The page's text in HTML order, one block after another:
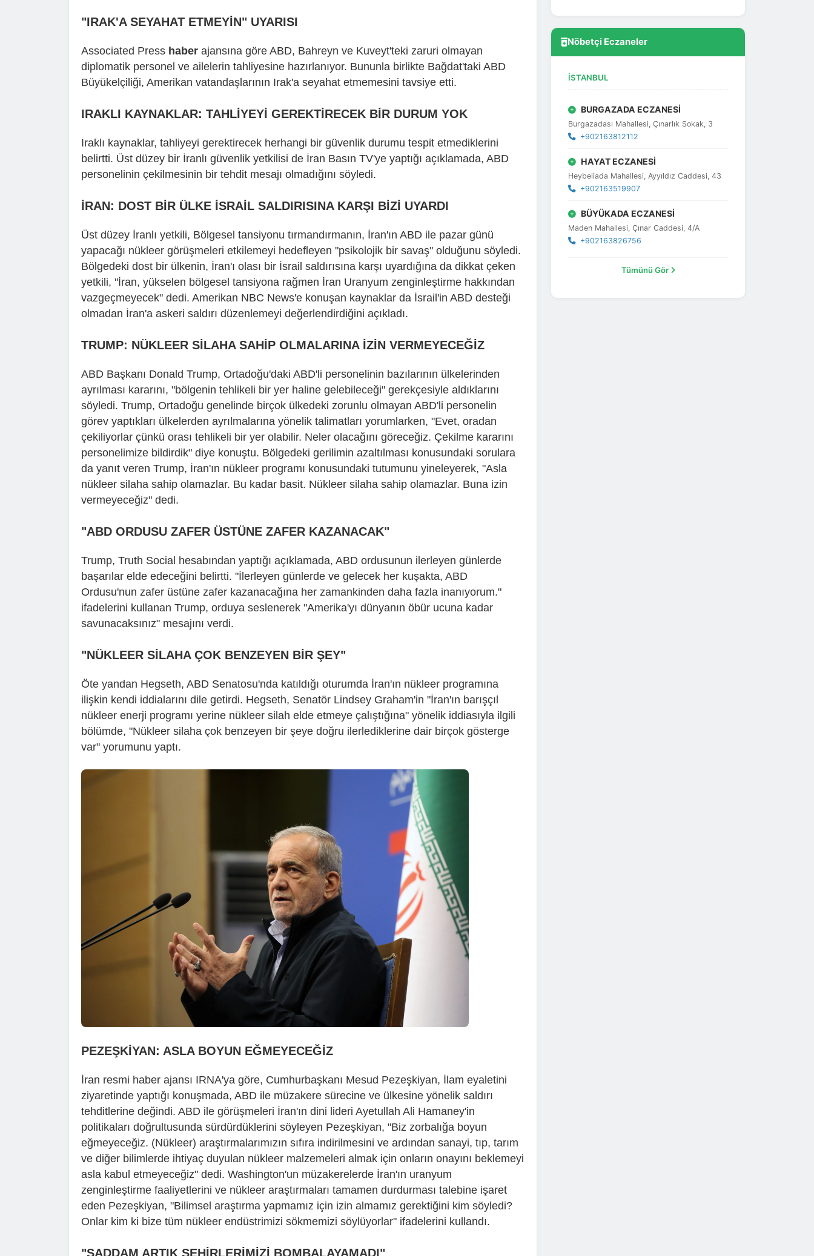
"IRAK'A SEYAHAT ETMEYİN" UYARISI
Associated Press haber ajansına göre ABD, Bahreyn ve Kuveyt'teki zaruri olmayan
diplomatik personel ve ailelerin tahliyesine hazırlanıyor. Bununla birlikte Bağdat'taki ABD
Büyükelçiliği, Amerikan vatandaşlarının Irak'a seyahat etmemesini tavsiye etti.
IRAKLI KAYNAKLAR: TAHLİYEYİ GEREKTİRECEK BİR DURUM YOK
Iraklı kaynaklar, tahliyeyi gerektirecek herhangi bir güvenlik durumu tespit etmediklerini
belirtti. Üst düzey bir İranlı güvenlik yetkilisi de İran Basın TV'ye yaptığı açıklamada, ABD
personelinin çekilmesinin bir tehdit mesajı olmadığını söyledi.
İRAN: DOST BİR ÜLKE İSRAİL SALDIRISINA KARŞI BİZİ UYARDI
Üst düzey İranlı yetkili, Bölgesel tansiyonu tırmandırmanın, İran'ın ABD ile pazar günü
yapacağı nükleer görüşmeleri etkilemeyi hedefleyen "psikolojik bir savaş" olduğunu söyledi.
Bölgedeki dost bir ülkenin, İran'ı olası bir İsrail saldırısına karşı uyardığına da dikkat çeken
yetkili, "İran, yükselen bölgesel tansiyona rağmen İran Uranyum zenginleştirme hakkından
vazgeçmeyecek" dedi. Amerikan NBC News'e konuşan kaynaklar da İsrail'in ABD desteği
olmadan İran'a askeri saldırı düzenlemeyi değerlendirdiğini açıkladı.
TRUMP: NÜKLEER SİLAHA SAHİP OLMALARINA İZİN VERMEYECEĞİZ
ABD Başkanı Donald Trump, Ortadoğu'daki ABD'li personelinin bazılarının ülkelerinden
ayrılması kararını, "bölgenin tehlikeli bir yer haline gelebileceği" gerekçesiyle aldıklarını
söyledi. Trump, Ortadoğu genelinde birçok ülkedeki zorunlu olmayan ABD'li personelin
görev yaptıkları ülkelerden ayrılmalarına yönelik talimatları yorumlarken, "Evet, oradan
çekiliyorlar çünkü orası tehlikeli bir yer olabilir. Neler olacağını göreceğiz. Çekilme kararını
personelimize bildirdik" diye konuştu. Bölgedeki gerilimin azaltılması konusundaki sorulara
da yanıt veren Trump, İran'ın nükleer programı konusundaki tutumunu yineleyerek, "Asla
nükleer silaha sahip olamazlar. Bu kadar basit. Nükleer silaha sahip olamazlar. Buna izin
vermeyeceğiz" dedi.
"ABD ORDUSU ZAFER ÜSTÜNE ZAFER KAZANACAK"
Trump, Truth Social hesabından yaptığı açıklamada, ABD ordusunun ilerleyen günlerde
başarılar elde edeceğini belirtti. "İlerleyen günlerde ve gelecek her kuşakta, ABD
Ordusu'nun zafer üstüne zafer kazanacağına her zamankinden daha fazla inanıyorum."
ifadelerini kullanan Trump, orduya seslenerek "Amerika'yı dünyanın öbür ucuna kadar
savunacaksınız" mesajını verdi.
"NÜKLEER SİLAHA ÇOK BENZEYEN BİR ŞEY"
Öte yandan Hegseth, ABD Senatosu'nda katıldığı oturumda İran'ın nükleer programına
ilişkin kendi iddialarını dile getirdi. Hegseth, Senatör Lindsey Graham'in "İran'ın barışçıl
nükleer enerji programı yerine nükleer silah elde etmeye çalıştığına" yönelik iddiasıyla ilgili
bölümde, "Nükleer silaha çok benzeyen bir şeye doğru ilerlediklerine dair birçok gösterge
var" yorumunu yaptı.
PEZEŞKİYAN: ASLA BOYUN EĞMEYECEĞİZ
İran resmi haber ajansı IRNA'ya göre, Cumhurbaşkanı Mesud Pezeşkiyan, İlam eyaletini
ziyaretinde yaptığı konuşmada, ABD ile müzakere sürecine ve ülkesine yönelik saldırı
tehditlerine değindi. ABD ile görüşmeleri İran'ın dini lideri Ayetullah Ali Hamaney'in
politikaları doğrultusunda sürdürdüklerini söyleyen Pezeşkiyan, "Biz zorbalığa boyun
eğmeyeceğiz. (Nükleer) araştırmalarımızın sıfıra indirilmesini ve ardından sanayi, tıp, tarım
ve diğer bilimlerde ihtiyaç duyulan nükleer malzemeleri almak için onların onayını beklemeyi
asla kabul etmeyeceğiz" dedi. Washington'un müzakerelerde İran'ın uranyum
zenginleştirme faaliyetlerini ve nükleer araştırmaları tamamen durdurması talebine işaret
eden Pezeşkiyan, "Bilimsel araştırma yapmamız için izin almamız gerektiğini kim söyledi?
Onlar kim ki bize tüm nükleer endüstrimizi sökmemizi söylüyorlar" ifadelerini kullandı.
"SADDAM ARTIK ŞEHİRLERİMİZİ BOMBALAYAMADI"
Nöbetçi Eczaneler
İSTANBUL
BURGAZADA ECZANESİ
Burgazadası Mahallesi, Çınarlık Sokak, 3
+902163812112
HAYAT ECZANESİ
Heybeliada Mahallesi, Ayyıldız Caddesi, 43
+902163519907
BÜYÜKADA ECZANESİ
Maden Mahallesi, Çınar Caddesi, 4/A
+902163826756
Tümünü Gör